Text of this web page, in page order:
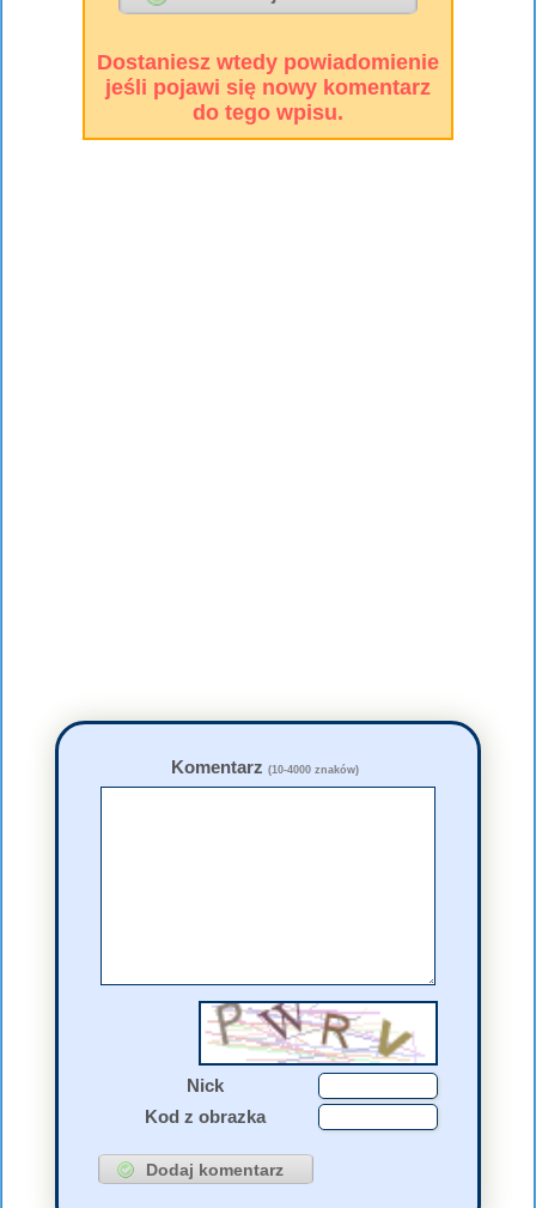
Dostaniesz wtedy powiadomienie
jeśli pojawi się nowy komentarz
do tego wpisu.
Komentarz (10-4000 znaków)
Nick
Kod z obrazka